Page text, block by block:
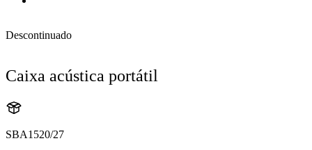
Descontinuado
Caixa acústica portátil
SBA1520/27